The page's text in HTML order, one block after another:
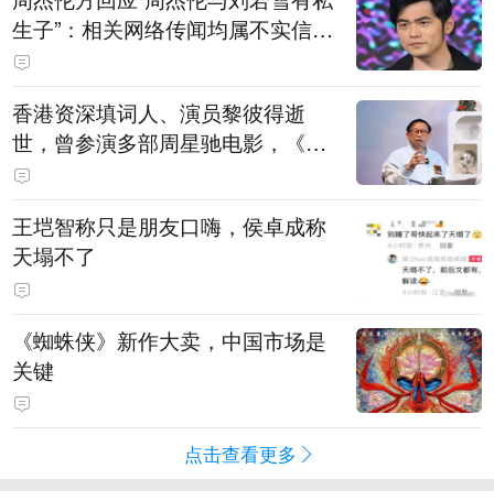
生子”：相关网络传闻均属不实信
息，已委托律师对相关不实信息的
发布者及传播者进行证据保全
香港资深填词人、演员黎彼得逝
世，曾参演多部周星驰电影，《财
神到》由他填词
王垲智称只是朋友口嗨，侯卓成称
天塌不了
《蜘蛛侠》新作大卖，中国市场是
关键
点击查看更多